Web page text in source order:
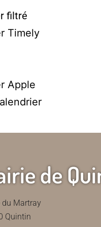
filtré
Timely
Apple
de
du Martray
Quintin